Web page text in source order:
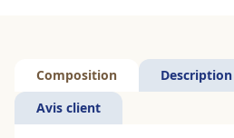
Composition Description
Avis client